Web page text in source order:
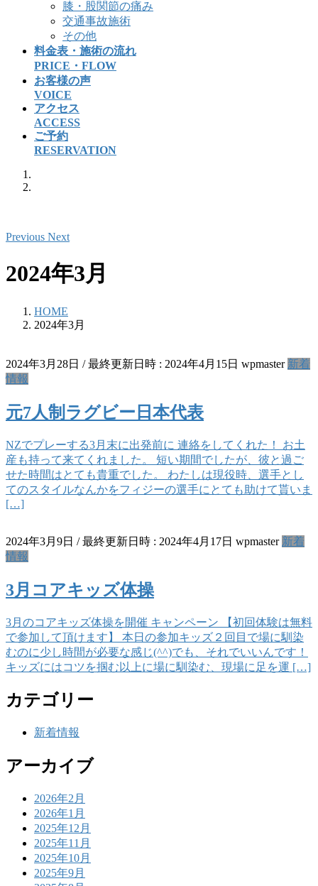
膝・股関節の痛み
交通事故施術
その他
料金表・施術の流れ
PRICE・FLOW
お客様の声
VOICE
アクセス
ACCESS
ご予約
RESERVATION
Previous Next
2024年3月
HOME
2024年3月
2024年3月28日 / 最終更新日時 : 2024年4月15日 wpmaster 新着
情報
元7人制ラグビー日本代表
NZでプレーする3月末に出発前に 連絡をしてくれた！ お土
産も持って来てくれました。 短い期間でしたが、彼と過ご
せた時間はとても貴重でした。 わたしは現役時、選手とし
てのスタイルなんかをフィジーの選手にとても助けて貰いま
[…]
2024年3月9日 / 最終更新日時 : 2024年4月17日 wpmaster 新着
情報
3月コアキッズ体操
3月のコアキッズ体操を開催 キャンペーン 【初回体験は無料
で参加して頂けます】 本日の参加キッズ２回目で場に馴染
むのに少し時間が必要な感じ(^^)でも、それでいいんです！
キッズにはコツを掴む以上に場に馴染む、現場に足を運 […]
カテゴリー
新着情報
アーカイブ
2026年2月
2026年1月
2025年12月
2025年11月
2025年10月
2025年9月